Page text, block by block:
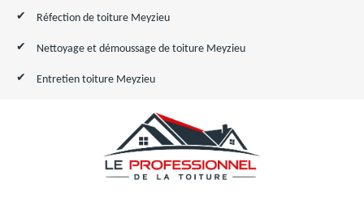
Réfection de toiture Meyzieu
Nettoyage et démoussage de toiture Meyzieu
Entretien toiture Meyzieu